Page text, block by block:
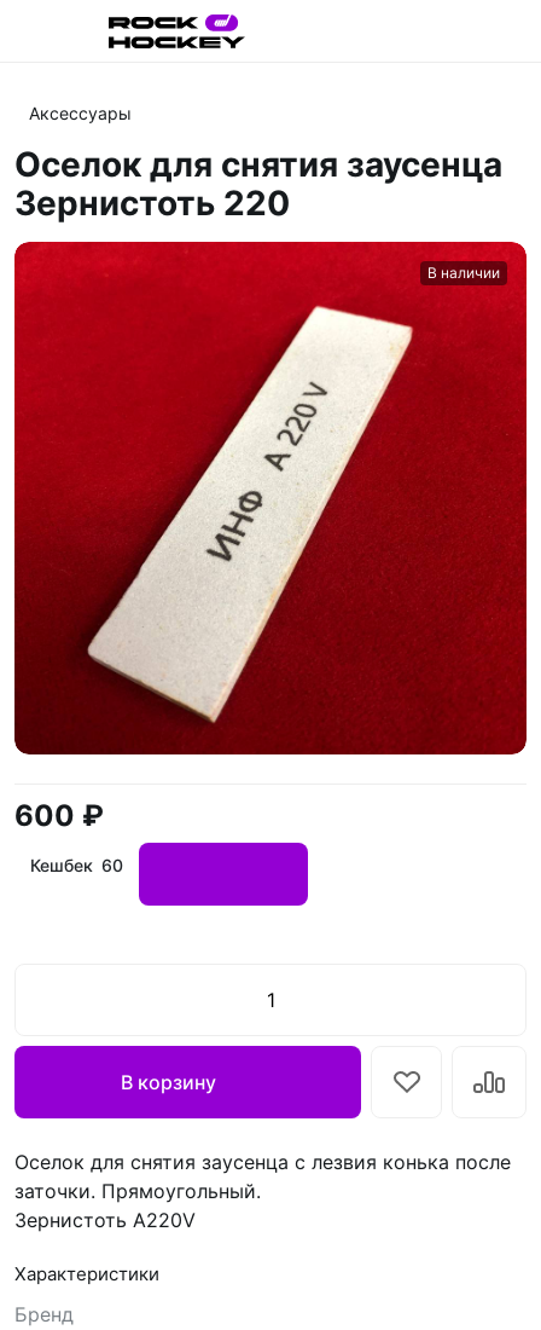
Аксессуары
Оселок для снятия заусенца
Зернистоть 220
В наличии
600 ₽
Кешбек 60
В корзину
Оселок для снятия заусенца с лезвия конька после
заточки. Прямоугольный.
Зернистоть A220V
Характеристики
Бренд